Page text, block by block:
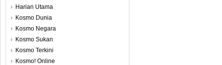
Harian Utama
Kosmo Dunia
Kosmo Negara
Kosmo Sukan
Kosmo Terkini
Kosmo! Online